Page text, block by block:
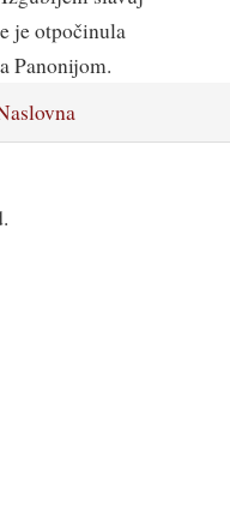
je otpočinula
Panonijom.